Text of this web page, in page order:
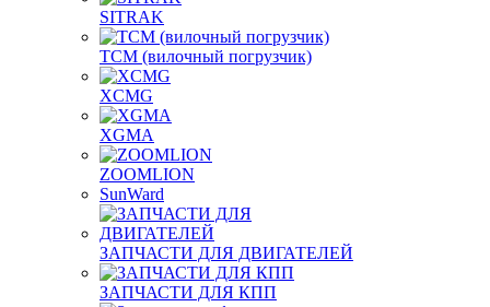
SITRAK
TCM (вилочный погрузчик)
XCMG
XGMA
ZOOMLION
SunWard
ЗАПЧАСТИ ДЛЯ ДВИГАТЕЛЕЙ
ЗАПЧАСТИ ДЛЯ КПП